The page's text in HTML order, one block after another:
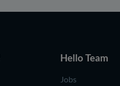
Hello Team
Jobs